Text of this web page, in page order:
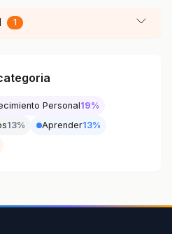
1
Personal19%
13% Aprender13%